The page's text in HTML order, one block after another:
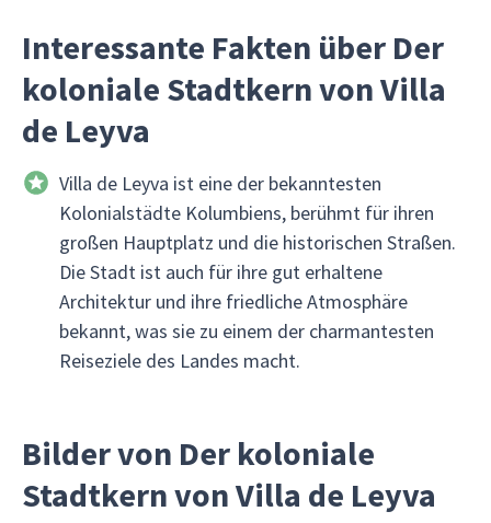
Interessante Fakten über Der
koloniale Stadtkern von Villa
de Leyva
Villa de Leyva ist eine der bekanntesten
Kolonialstädte Kolumbiens, berühmt für ihren
großen Hauptplatz und die historischen Straßen.
Die Stadt ist auch für ihre gut erhaltene
Architektur und ihre friedliche Atmosphäre
bekannt, was sie zu einem der charmantesten
Reiseziele des Landes macht.
Bilder von Der koloniale
Stadtkern von Villa de Leyva